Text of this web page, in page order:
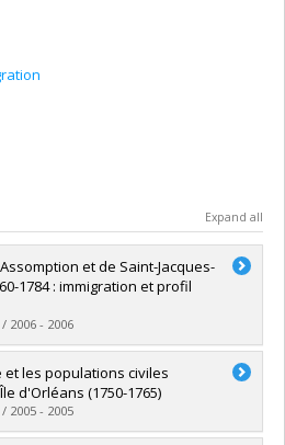
Expand all
et de Saint-Jacques-
1784 : immigration et profil
2006 - 2006
Thérèse
Papyrus
les populations civiles
d'Orléans (1750-1765)
2005 - 2005